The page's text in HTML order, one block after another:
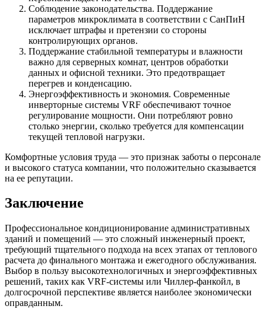
Соблюдение законодательства. Поддержание
параметров микроклимата в соответствии с СанПиН
исключает штрафы и претензии со стороны
контролирующих органов.
Поддержание стабильной температуры и влажности
важно для серверных комнат, центров обработки
данных и офисной техники. Это предотвращает
перегрев и конденсацию.
Энергоэффективность и экономия. Современные
инверторные системы VRF обеспечивают точное
регулирование мощности. Они потребляют ровно
столько энергии, сколько требуется для компенсации
текущей тепловой нагрузки.
Комфортные условия труда — это признак заботы о персонале
и высокого статуса компании, что положительно сказывается
на ее репутации.
Заключение
Профессиональное кондиционирование административных
зданий и помещений — это сложный инженерный проект,
требующий тщательного подхода на всех этапах от теплового
расчета до финального монтажа и ежегодного обслуживания.
Выбор в пользу высокотехнологичных и энергоэффективных
решений, таких как VRF-системы или Чиллер-фанкойл, в
долгосрочной перспективе является наиболее экономически
оправданным.